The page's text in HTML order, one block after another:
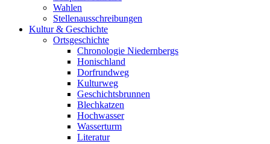
Wahlen
Stellenausschreibungen
Kultur & Geschichte
Ortsgeschichte
Chronologie Niedernbergs
Honischland
Dorfrundweg
Kulturweg
Geschichtsbrunnen
Blechkatzen
Hochwasser
Wasserturm
Literatur